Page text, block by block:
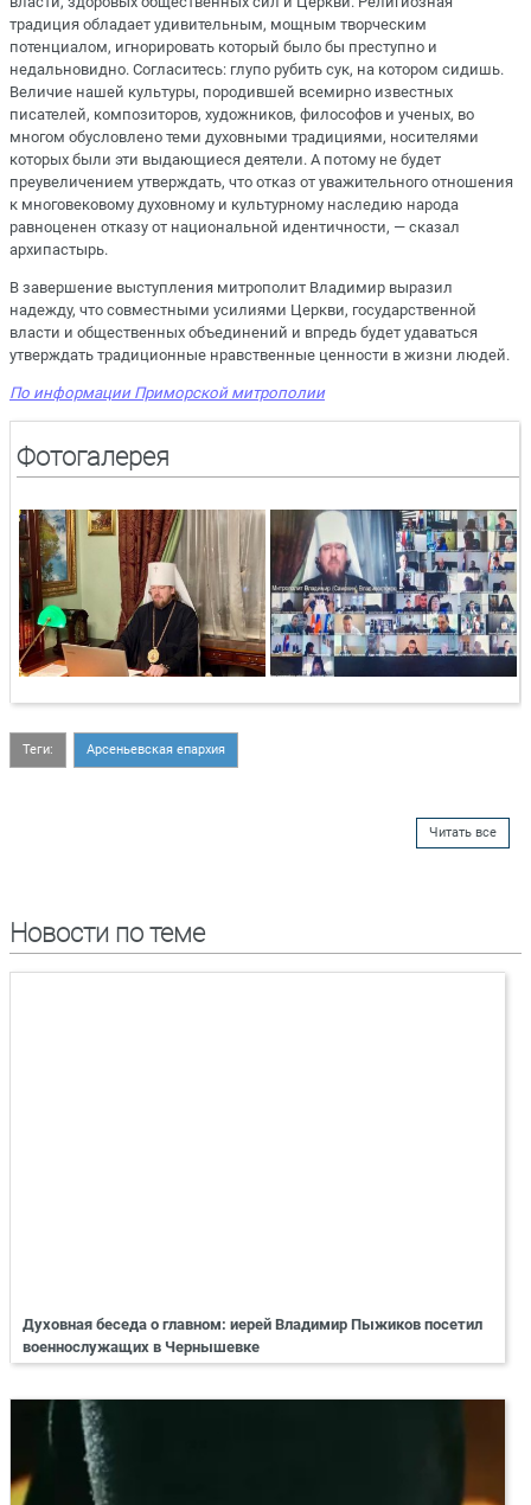
традиция обладает удивительным, мощным творческим
потенциалом, игнорировать который было бы преступно и
недальновидно. Согласитесь: глупо рубить сук, на котором сидишь.
Величие нашей культуры, породившей всемирно известных
писателей, композиторов, художников, философов и ученых, во
многом обусловлено теми духовными традициями, носителями
которых были эти выдающиеся деятели. А потому не будет
преувеличением утверждать, что отказ от уважительного отношения
к многовековому духовному и культурному наследию народа
равноценен отказу от национальной идентичности, — сказал
архипастырь.
В завершение выступления митрополит Владимир выразил
надежду, что совместными усилиями Церкви, государственной
власти и общественных объединений и впредь будет удаваться
утверждать традиционные нравственные ценности в жизни людей.
По информации Приморской митрополии
Фотогалерея
Теги: Арсеньевская епархия
Читать все
Новости по теме
Духовная беседа о главном: иерей Владимир Пыжиков посетил
военнослужащих в Чернышевке